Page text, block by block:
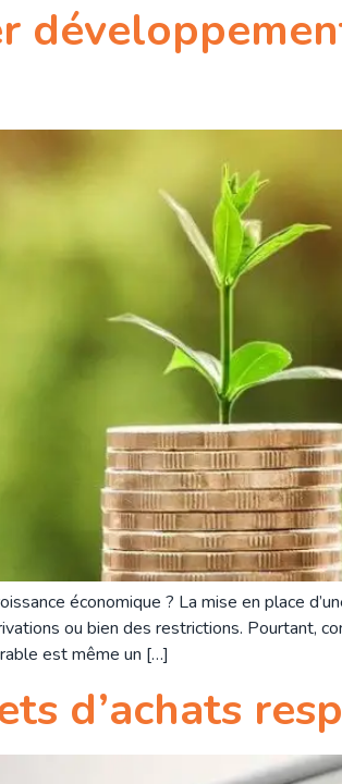
économique ? La mise en place
ou bien des restrictions. Pourtant,
est même un […]
d’achats